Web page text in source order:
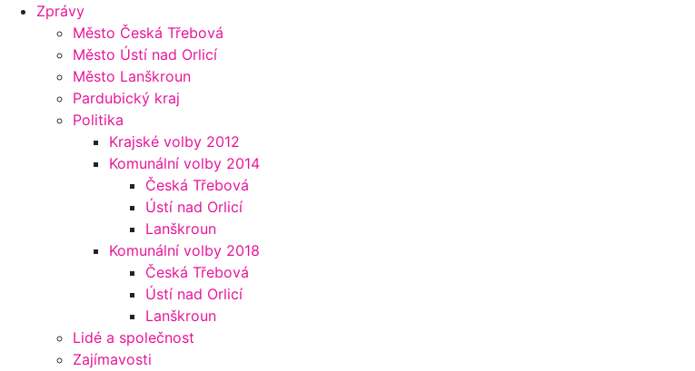
Zprávy
Město Česká Třebová
Město Ústí nad Orlicí
Město Lanškroun
Pardubický kraj
Politika
Krajské volby 2012
Komunální volby 2014
Česká Třebová
Ústí nad Orlicí
Lanškroun
Komunální volby 2018
Česká Třebová
Ústí nad Orlicí
Lanškroun
Lidé a společnost
Zajímavosti